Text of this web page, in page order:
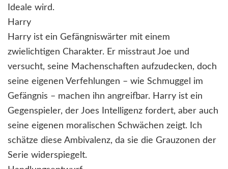
Ideale wird.
Harry
Harry ist ein Gefängniswärter mit einem
zwielichtigen Charakter. Er misstraut Joe und
versucht, seine Machenschaften aufzudecken, doch
seine eigenen Verfehlungen – wie Schmuggel im
Gefängnis – machen ihn angreifbar. Harry ist ein
Gegenspieler, der Joes Intelligenz fordert, aber auch
seine eigenen moralischen Schwächen zeigt. Ich
schätze diese Ambivalenz, da sie die Grauzonen der
Serie widerspiegelt.